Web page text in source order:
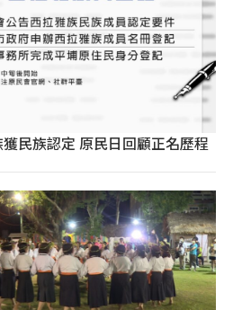
民族認定 原民日回顧正名歷程